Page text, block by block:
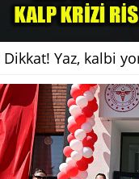
Dikkat! Yaz, kalbi